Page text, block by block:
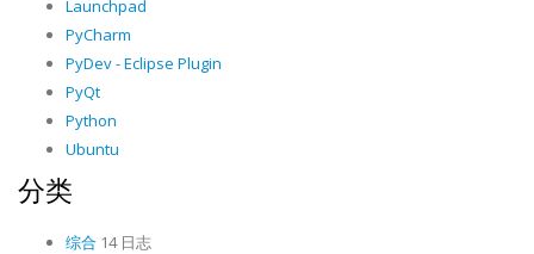
Launchpad
PyCharm
PyDev - Eclipse Plugin
PyQt
Python
Ubuntu
分类
综合 14 日志